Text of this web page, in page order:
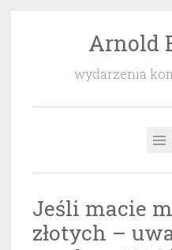
Arnold
wydarzenia
Jeśli macie
złotych –